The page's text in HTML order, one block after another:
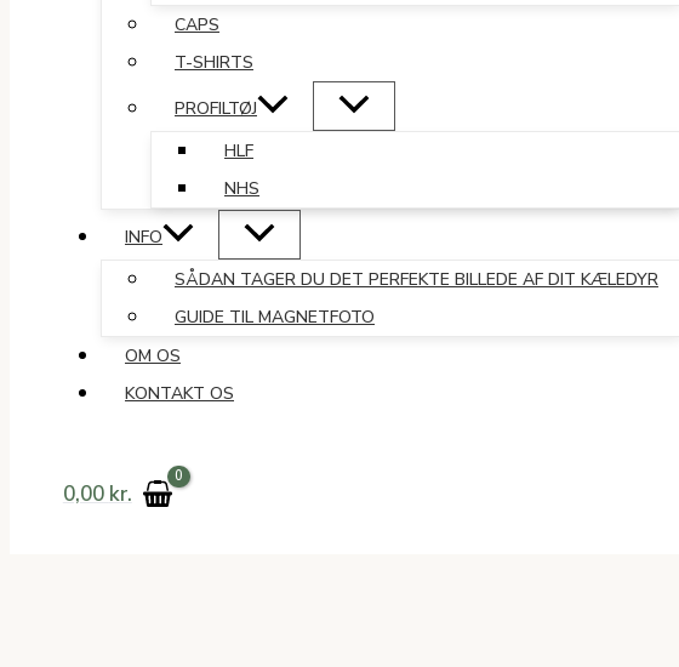
CAPS
T-SHIRTS
PROFILTØJ
HLF
NHS
INFO
SÅDAN TAGER DU DET PERFEKTE BILLEDE AF DIT KÆLEDYR
GUIDE TIL MAGNETFOTO
OM OS
KONTAKT OS
0,00 kr.